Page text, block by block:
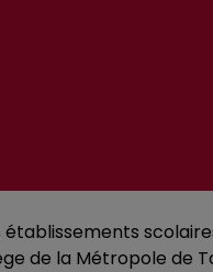
de la Métropole de